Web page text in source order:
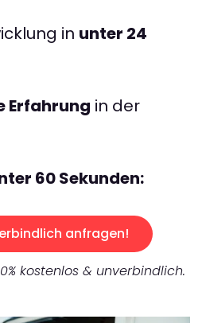
in unter 24
Erfahrung in der
60 Sekunden:
anfragen!
kostenlos & unverbindlich.